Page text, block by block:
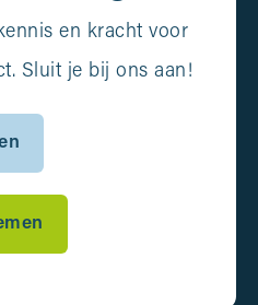
en kracht voor
Sluit je bij ons aan!